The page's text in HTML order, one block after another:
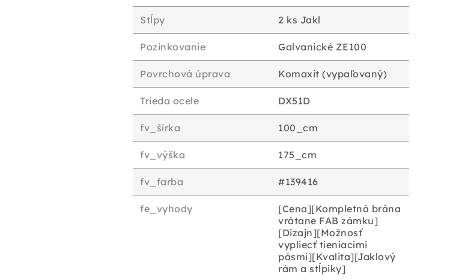
Stĺpy 2 ks Jakl
Pozinkovanie Galvanické ZE100
Povrchová úprava Komaxit (vypaľovaný)
Trieda ocele DX51D
fv_šírka 100_cm
fv_výška 175_cm
fv_farba #139416
fe_vyhody
[Cena][Kompletná brána
vrátane FAB zámku]
[Dizajn][Možnosť
vypliecť tieniacími
pásmi][Kvalita][Jaklový
rám a stĺpiky]